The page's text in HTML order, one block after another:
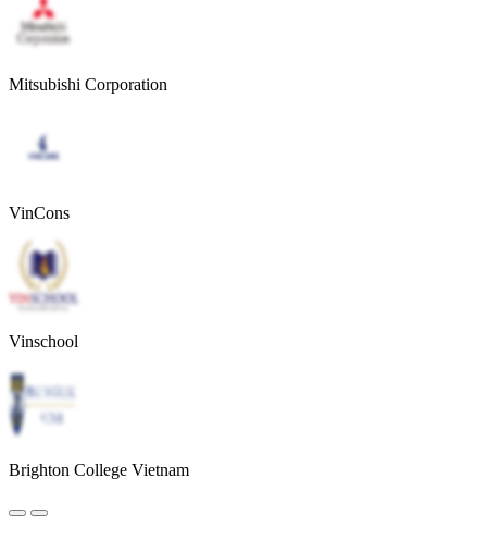
Mitsubishi Corporation
VinCons
Vinschool
Brighton College Vietnam